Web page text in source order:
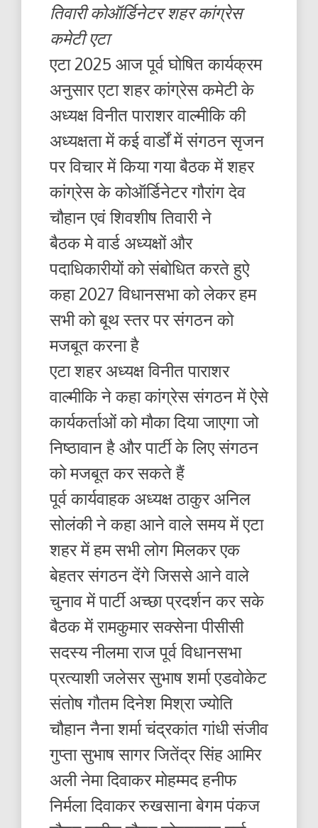
तिवारी कोऑर्डिनेटर शहर कांग्रेस
कमेटी एटा
एटा 2025 आज पूर्व घोषित कार्यक्रम
अनुसार एटा शहर कांग्रेस कमेटी के
अध्यक्ष विनीत पाराशर वाल्मीकि की
अध्यक्षता में कई वार्डों में संगठन सृजन
पर विचार में किया गया बैठक में शहर
कांग्रेस के कोऑर्डिनेटर गौरांग देव
चौहान एवं शिवशीष तिवारी ने
बैठक मे वार्ड अध्यक्षों और
पदाधिकारीयों को संबोधित करते हुऐ
कहा 2027 विधानसभा को लेकर हम
सभी को बूथ स्तर पर संगठन को
मजबूत करना है
एटा शहर अध्यक्ष विनीत पाराशर
वाल्मीकि ने कहा कांग्रेस संगठन में ऐसे
कार्यकर्ताओं को मौका दिया जाएगा जो
निष्ठावान है और पार्टी के लिए संगठन
को मजबूत कर सकते हैं
पूर्व कार्यवाहक अध्यक्ष ठाकुर अनिल
सोलंकी ने कहा आने वाले समय में एटा
शहर में हम सभी लोग मिलकर एक
बेहतर संगठन देंगे जिससे आने वाले
चुनाव में पार्टी अच्छा प्रदर्शन कर सके
बैठक में रामकुमार सक्सेना पीसीसी
सदस्य नीलमा राज पूर्व विधानसभा
प्रत्याशी जलेसर सुभाष शर्मा एडवोकेट
संतोष गौतम दिनेश मिश्रा ज्योति
चौहान नैना शर्मा चंद्रकांत गांधी संजीव
गुप्ता सुभाष सागर जितेंद्र सिंह आमिर
अली नेमा दिवाकर मोहम्मद हनीफ
निर्मला दिवाकर रुखसाना बेगम पंकज